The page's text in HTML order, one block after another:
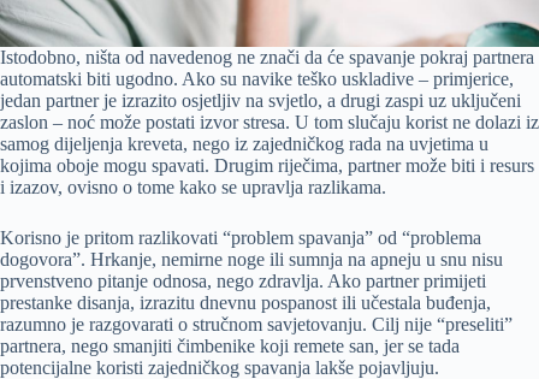
Istodobno, ništa od navedenog ne znači da će spavanje pokraj partnera
automatski biti ugodno. Ako su navike teško uskladive – primjerice,
jedan partner je izrazito osjetljiv na svjetlo, a drugi zaspi uz uključeni
zaslon – noć može postati izvor stresa. U tom slučaju korist ne dolazi iz
samog dijeljenja kreveta, nego iz zajedničkog rada na uvjetima u
kojima oboje mogu spavati. Drugim riječima, partner može biti i resurs
i izazov, ovisno o tome kako se upravlja razlikama.
Korisno je pritom razlikovati “problem spavanja” od “problema
dogovora”. Hrkanje, nemirne noge ili sumnja na apneju u snu nisu
prvenstveno pitanje odnosa, nego zdravlja. Ako partner primijeti
prestanke disanja, izrazitu dnevnu pospanost ili učestala buđenja,
razumno je razgovarati o stručnom savjetovanju. Cilj nije “preseliti”
partnera, nego smanjiti čimbenike koji remete san, jer se tada
potencijalne koristi zajedničkog spavanja lakše pojavljuju.